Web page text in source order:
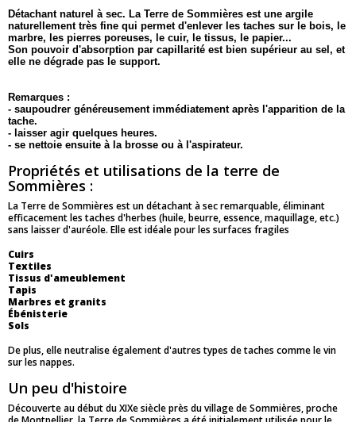
Détachant naturel à sec. La Terre de Sommières est une argile
naturellement très fine qui permet d'enlever les taches sur le bois, le
marbre, les pierres poreuses, le cuir, le tissus, le papier...
Son pouvoir d'absorption par capillarité est bien supérieur au sel, et
elle ne dégrade pas le support.
Remarques :
- saupoudrer généreusement immédiatement après l'apparition de la
tache.
- laisser agir quelques heures.
- se nettoie ensuite à la brosse ou à l'aspirateur.
Propriétés et utilisations de la terre de
Sommières :
La Terre de Sommières est un détachant à sec remarquable, éliminant
efficacement les taches d'herbes (huile, beurre, essence, maquillage, etc.)
sans laisser d'auréole. Elle est idéale pour les surfaces fragiles
Cuirs
Textiles
Tissus d'ameublement
Tapis
Marbres et granits
Ébénisterie
Sols
De plus, elle neutralise également d'autres types de taches comme le vin
sur les nappes.
Un peu d'histoire
Découverte au début du XIXe siècle près du village de Sommières, proche